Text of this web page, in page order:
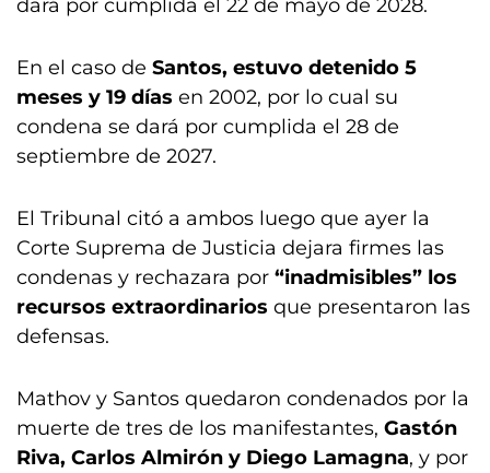
dará por cumplida el 22 de mayo de 2028.
En el caso de Santos, estuvo detenido 5
meses y 19 días en 2002, por lo cual su
condena se dará por cumplida el 28 de
septiembre de 2027.
El Tribunal citó a ambos luego que ayer la
Corte Suprema de Justicia dejara firmes las
condenas y rechazara por “inadmisibles” los
recursos extraordinarios que presentaron las
defensas.
Mathov y Santos quedaron condenados por la
muerte de tres de los manifestantes, Gastón
Riva, Carlos Almirón y Diego Lamagna, y por